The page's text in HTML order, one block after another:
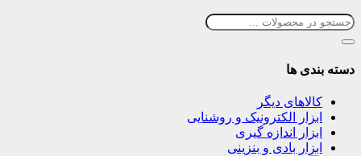
دسته بندی ها
کالاهای دیگر
ابزار الکترونیک و روشنایی
ابزار اندازه گیری
ابزار بادی و بنزینی